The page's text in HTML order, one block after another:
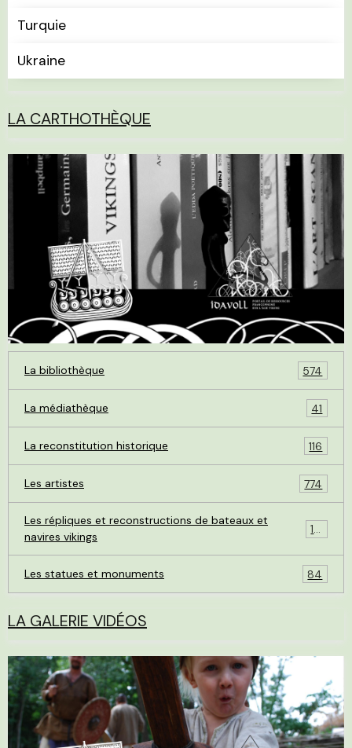
Turquie
Ukraine
LA CARTHOTHÈQUE
La bibliothèque 574
La médiathèque 41
La reconstitution historique 116
Les artistes 774
Les répliques et reconstructions de bateaux et
navires vikings
119
Les statues et monuments 84
LA GALERIE VIDÉOS